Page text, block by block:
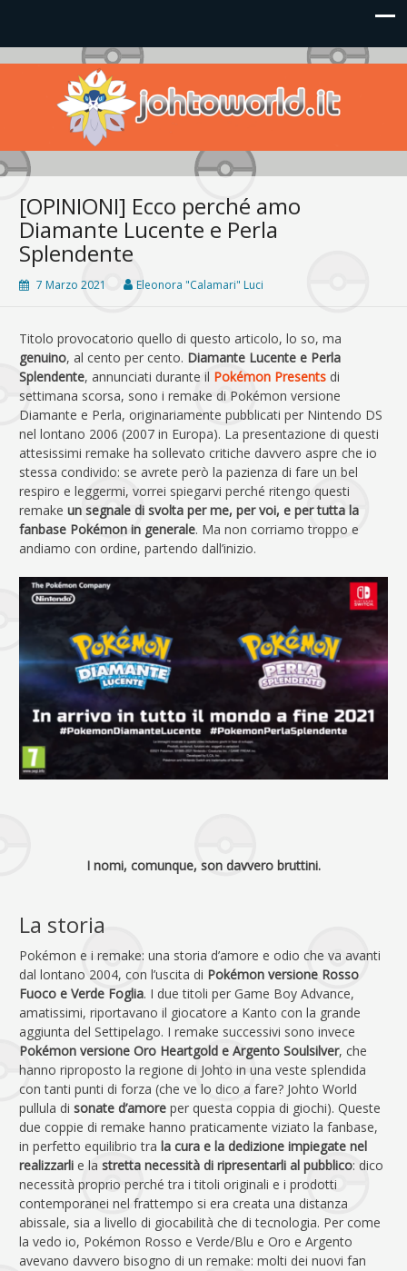
Johto World
Le novità più frizzanti dall'universo Pokémon e Nintendo
[OPINIONI] Ecco perché amo
Diamante Lucente e Perla
Splendente
7 Marzo 2021 Eleonora "Calamari" Luci
Titolo provocatorio quello di questo articolo, lo so, ma
genuino, al cento per cento. Diamante Lucente e Perla
Splendente, annunciati durante il Pokémon Presents di
settimana scorsa, sono i remake di Pokémon versione
Diamante e Perla, originariamente pubblicati per Nintendo DS
nel lontano 2006 (2007 in Europa). La presentazione di questi
attesissimi remake ha sollevato critiche davvero aspre che io
stessa condivido: se avrete però la pazienza di fare un bel
respiro e leggermi, vorrei spiegarvi perché ritengo questi
remake un segnale di svolta per me, per voi, e per tutta la
fanbase Pokémon in generale. Ma non corriamo troppo e
andiamo con ordine, partendo dall’inizio.
I nomi, comunque, son davvero bruttini.
La storia
Pokémon e i remake: una storia d’amore e odio che va avanti
dal lontano 2004, con l’uscita di Pokémon versione Rosso
Fuoco e Verde Foglia. I due titoli per Game Boy Advance,
amatissimi, riportavano il giocatore a Kanto con la grande
aggiunta del Settipelago. I remake successivi sono invece
Pokémon versione Oro Heartgold e Argento Soulsilver, che
hanno riproposto la regione di Johto in una veste splendida
con tanti punti di forza (che ve lo dico a fare? Johto World
pullula di sonate d’amore per questa coppia di giochi). Queste
due coppie di remake hanno praticamente viziato la fanbase,
in perfetto equilibrio tra la cura e la dedizione impiegate nel
realizzarli e la stretta necessità di ripresentarli al pubblico: dico
necessità proprio perché tra i titoli originali e i prodotti
contemporanei nel frattempo si era creata una distanza
abissale, sia a livello di giocabilità che di tecnologia. Per come
la vedo io, Pokémon Rosso e Verde/Blu e Oro e Argento
avevano davvero bisogno di un remake: molti dei nuovi fan